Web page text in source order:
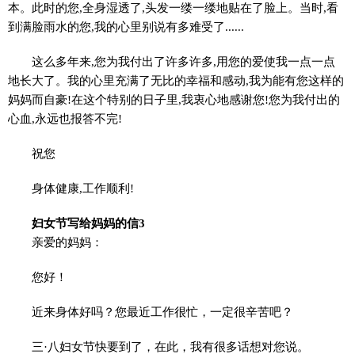
本。此时的您,全身湿透了,头发一缕一缕地贴在了脸上。当时,看
到满脸雨水的您,我的心里别说有多难受了......
这么多年来,您为我付出了许多许多,用您的爱使我一点一点
地长大了。我的心里充满了无比的幸福和感动,我为能有您这样的
妈妈而自豪!在这个特别的日子里,我衷心地感谢您!您为我付出的
心血,永远也报答不完!
祝您
身体健康,工作顺利!
妇女节写给妈妈的信3
亲爱的妈妈：
您好！
近来身体好吗？您最近工作很忙，一定很辛苦吧？
三·八妇女节快要到了，在此，我有很多话想对您说。